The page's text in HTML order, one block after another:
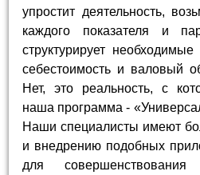
упростит деятельность,
каждого показателя и
структурирует
себестоимость и валовый
Нет, это реальность, с
наша программа -
Наши специалисты имеют
и внедрению подобных
для